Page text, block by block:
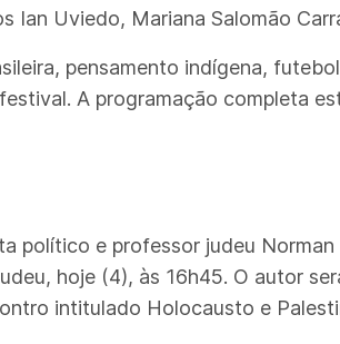
Ian Uviedo, Mariana Salomão
pensamento indígena,
A programação completa
político e professor judeu
hoje (4), às 16h45. O autor
intitulado Holocausto e